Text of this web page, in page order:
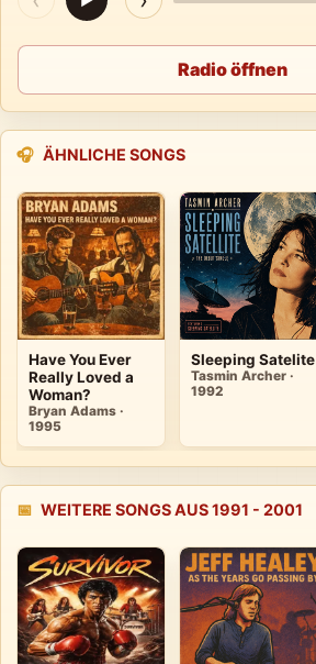
Radio öffnen
🎧 ÄHNLICHE SONGS
Have You Ever
Really Loved a
Woman?
Bryan Adams ·
1995
Sleeping Satelite
Tasmin Archer ·
1992
📅 WEITERE SONGS AUS 1991 - 2001